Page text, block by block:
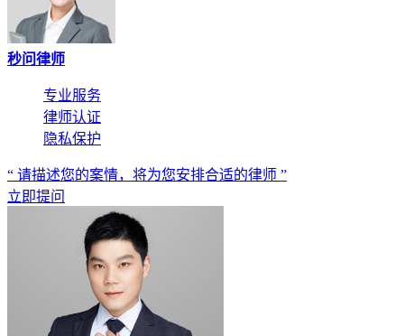
秒问律师
专业服务
律师认证
隐私保护
“ 请描述您的案情，将为您安排合适的律师 ”
立即提问